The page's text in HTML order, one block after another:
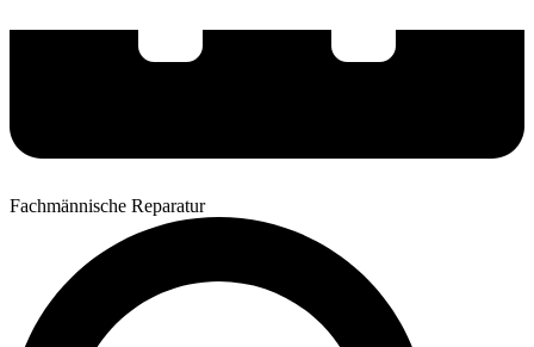
Fachmännische Reparatur